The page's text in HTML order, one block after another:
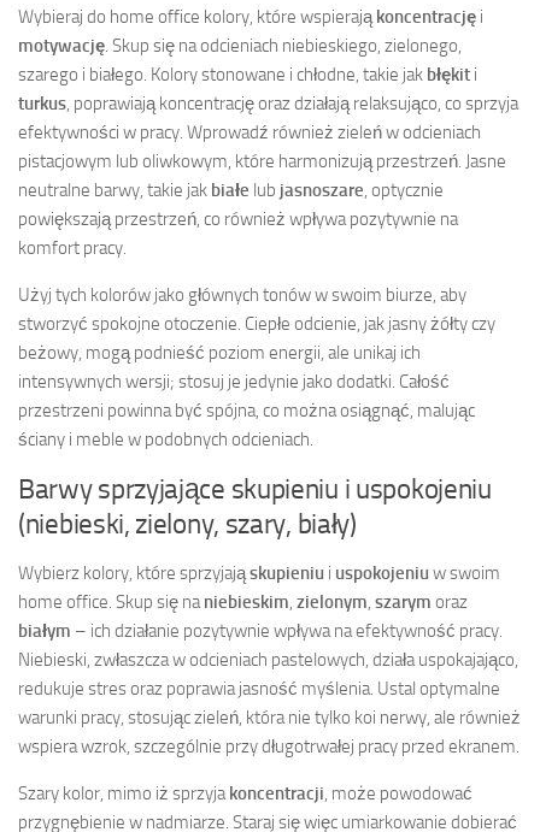
Wybieraj do home office kolory, które wspierają koncentrację i
motywację . Skup się na odcieniach niebieskiego, zielonego,
szarego i białego. Kolory stonowane i chłodne, takie jak błękit i
turkus , poprawiają koncentrację oraz działają relaksująco, co sprzyja
efektywności w pracy. Wprowadź również zieleń w odcieniach
pistacjowym lub oliwkowym, które harmonizują przestrzeń. Jasne
neutralne barwy, takie jak białe lub jasnoszare , optycznie
powiększają przestrzeń, co również wpływa pozytywnie na
komfort pracy.
Użyj tych kolorów jako głównych tonów w swoim biurze, aby
stworzyć spokojne otoczenie. Ciepłe odcienie, jak jasny żółty czy
beżowy, mogą podnieść poziom energii, ale unikaj ich
intensywnych wersji; stosuj je jedynie jako dodatki. Całość
przestrzeni powinna być spójna, co można osiągnąć, malując
ściany i meble w podobnych odcieniach.
Barwy sprzyjające skupieniu i uspokojeniu
(niebieski, zielony, szary, biały)
Wybierz kolory, które sprzyjająskupieniu i uspokojeniuw swoim
home office. Skup się na niebieskim zielonym szarym oraz
białym – ich działanie pozytywnie wpływa na efektywność pracy.
Niebieski, zwłaszcza w odcieniach pastelowych, działa uspokajająco,
redukuje stres oraz poprawia jasność myślenia. Ustal optymalne
warunki pracy, stosując zieleń, która nie tylko koi nerwy, ale również
wspiera wzrok, szczególnie przy długotrwałej pracy przed ekranem.
Szary kolor, mimo iż sprzyja koncentracji , może powodować
przygnębienie w nadmiarze. Staraj się więc umiarkowanie dobierać